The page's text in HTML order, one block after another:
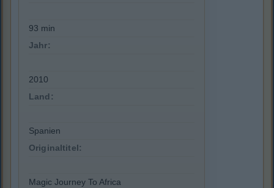
93 min
Jahr:
2010
Land:
Spanien
Originaltitel:
Magic Journey To Africa